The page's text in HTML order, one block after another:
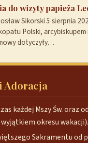
do wizyty papieża
Sikorski 5 sierpnia
Polski,
dotyczyły…
Adoracja
każdej Mszy Św. oraz
wyjątkiem okresu wakacji).
Sakramentu od